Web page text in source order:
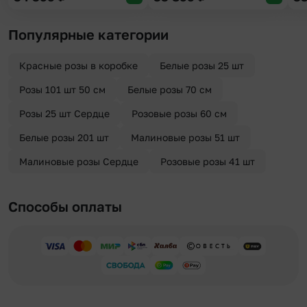
Популярные категории
Красные розы в коробке Белые розы 25 шт
Розы 101 шт 50 см Белые розы 70 см
Розы 25 шт Сердце Розовые розы 60 см
Белые розы 201 шт Малиновые розы 51 шт
Малиновые розы Сердце Розовые розы 41 шт
Способы оплаты